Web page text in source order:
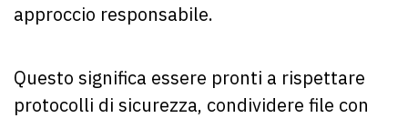
approccio responsabile.
Questo significa essere pronti a rispettare
protocolli di sicurezza, condividere file con